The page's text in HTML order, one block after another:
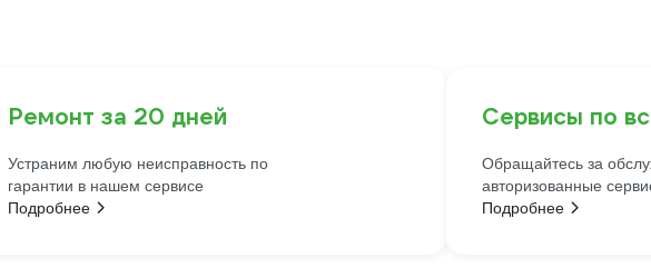
Ремонт за 20 дней
Устраним любую неисправность по
гарантии в нашем сервисе
Подробнее
Сервисы по
Обращайтесь за
авторизованные
Подробнее